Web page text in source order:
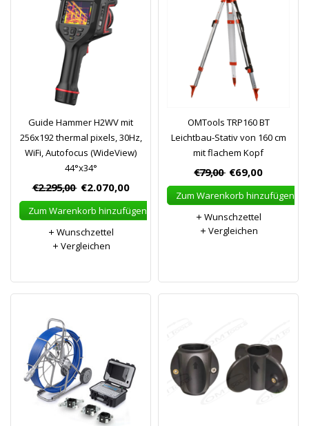
Guide Hammer H2WV mit
256x192 thermal pixels, 30Hz,
WiFi, Autofocus (WideView)
44°x34°
€2.295,00 €2.070,00
Zum Warenkorb hinzufügen
Wunschzettel
Vergleichen
OMTools TRP160 BT
Leichtbau-Stativ von 160 cm
mit flachem Kopf
€79,00 €69,00
Zum Warenkorb hinzufügen
Wunschzettel
Vergleichen